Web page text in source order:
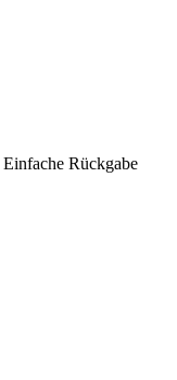
Einfache Rückgabe